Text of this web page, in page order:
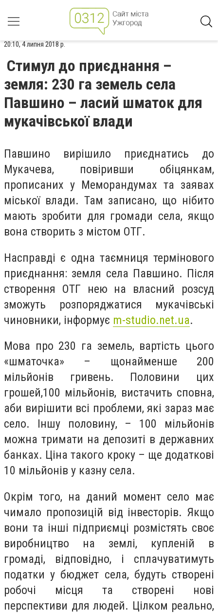
20:10, 4 липня 2018 р.
Стимул до приєднання –
земля: 230 га земель села
Павшино – ласий шматок для
мукачівської влади
Павшино вирішило приєднатись до
Мукачева, повіривши обіцянкам,
прописаних у Меморандумах та заявах
міської влади. Там записано, що нібито
мають зробити для громади села, якщо
вона створить з містом ОТГ.
Насправді є одна таємниця термінового
приєднання: земля села Павшино. Після
створення ОТГ нею на власний розсуд
зможуть розпоряджатися мукачівські
чиновники, інформує m-studio.net.ua.
Мова про 230 га земель, вартість цього
«шматочка» – щонайменше 200
мільйонів гривень. Половини цих
грошей,100 мільйонів, вистачить сповна,
аби вирішити всі проблеми, які зараз має
село. Іншу половину, – 100 мільйонів
можна тримати на депозиті в державних
банках. Ціна такого кроку – ще додаткові
10 мільйонів у казну села.
Окрім того, на даний момент село має
чимало пропозицій від інвесторів. Якщо
вони та інші підприємці розмістять своє
виробництво на землі, купленій в
громаді, відповідно, і сплачуватимуть
податки у бюджет села, будуть створені
робочі місця та створені нові
перспективи для людей. Цілком реально,